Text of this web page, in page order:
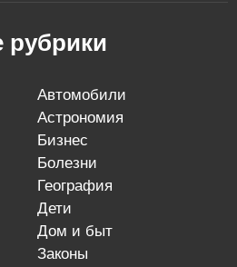
рубрики
автомобили
астрономия
бизнес
болезни
география
дети
дом и быт
законы